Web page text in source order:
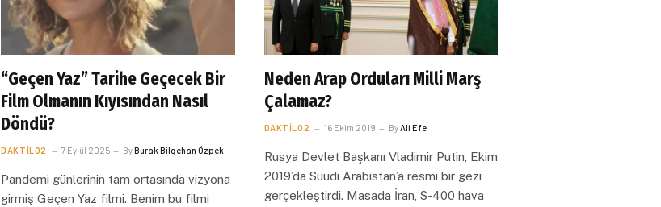
“Geçen Yaz” Tarihe Geçecek Bir
Film Olmanın Kıyısından Nasıl
Döndü?
DAKTILO2 7 Eylül 2025 ByBurak Bilgehan Özpek
Pandemi günlerinin tam ortasında vizyona
girmiş Geçen Yaz filmi. Benim bu filmi
Neden Arap Orduları Milli Marş
Çalamaz?
DAKTILO2 16 Ekim 2019 ByAli Efe
Rusya Devlet Başkanı Vladimir Putin, Ekim
2019’da Suudi Arabistan’a resmi bir gezi
gerçekleştirdi. Masada İran, S-400 hava